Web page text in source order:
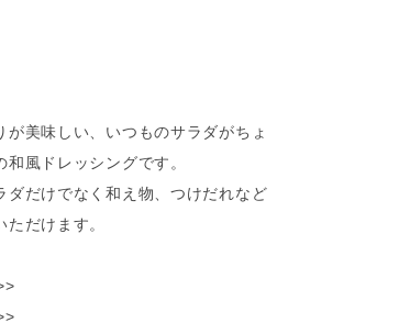
が美味しい、いつものサラダがちょ
風ドレッシングです。
ダだけでなく和え物、つけだれなど
だけます。